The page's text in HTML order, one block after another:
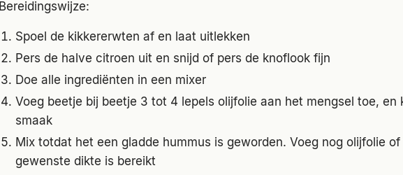
Bereidingswijze:
Spoel de kikkererwten af en laat uitlekken
Pers de halve citroen uit en snijd of pers de knoflook fijn
Doe alle ingrediënten in een mixer
Voeg beetje bij beetje 3 tot 4 lepels olijfolie aan het mengsel toe, en
smaak
Mix totdat het een gladde hummus is geworden. Voeg nog olijfolie
gewenste dikte is bereikt